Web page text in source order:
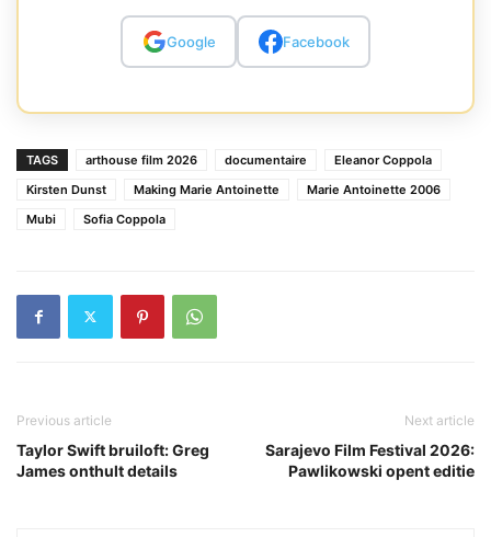
Google Facebook
TAGS arthouse film 2026 documentaire
Eleanor Coppola
Kirsten Dunst
Making Marie Antoinette
Marie Antoinette 2006
Mubi
Sofia Coppola
Previous article
Taylor Swift bruiloft: Greg
James onthult details
Next article
Sarajevo Film Festival 2026:
Pawlikowski opent editie